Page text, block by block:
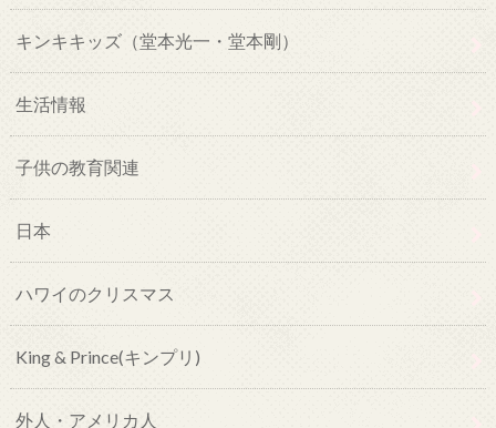
キンキキッズ（堂本光一・堂本剛）
生活情報
子供の教育関連
日本
ハワイのクリスマス
King & Prince(キンプリ)
外人・アメリカ人